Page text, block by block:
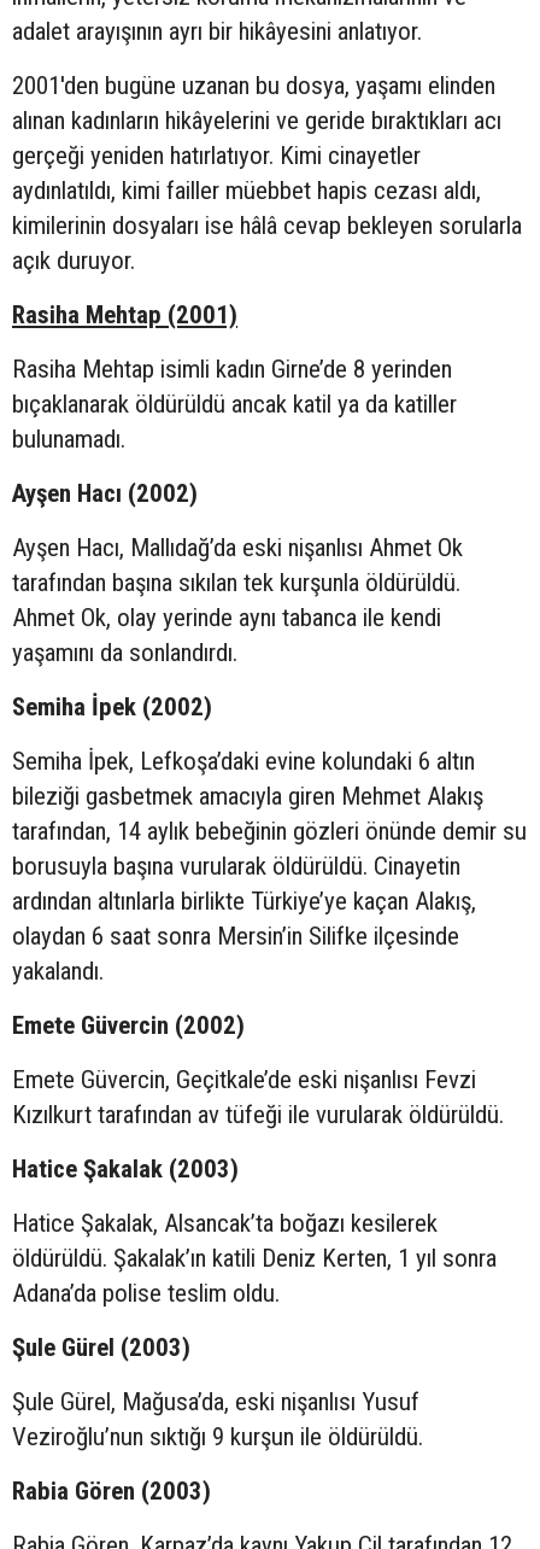
adalet arayışının ayrı bir hikâyesini anlatıyor.
2001'den bugüne uzanan bu dosya, yaşamı elinden
alınan kadınların hikâyelerini ve geride bıraktıkları acı
gerçeği yeniden hatırlatıyor. Kimi cinayetler
aydınlatıldı, kimi failler müebbet hapis cezası aldı,
kimilerinin dosyaları ise hâlâ cevap bekleyen sorularla
açık duruyor.
Rasiha Mehtap (2001)
Rasiha Mehtap isimli kadın Girne’de 8 yerinden
bıçaklanarak öldürüldü ancak katil ya da katiller
bulunamadı.
Ayşen Hacı (2002)
Ayşen Hacı, Mallıdağ’da eski nişanlısı Ahmet Ok
tarafından başına sıkılan tek kurşunla öldürüldü.
Ahmet Ok, olay yerinde aynı tabanca ile kendi
yaşamını da sonlandırdı.
Semiha İpek (2002)
Semiha İpek, Lefkoşa’daki evine kolundaki 6 altın
bileziği gasbetmek amacıyla giren Mehmet Alakış
tarafından, 14 aylık bebeğinin gözleri önünde demir su
borusuyla başına vurularak öldürüldü. Cinayetin
ardından altınlarla birlikte Türkiye’ye kaçan Alakış,
olaydan 6 saat sonra Mersin’in Silifke ilçesinde
yakalandı.
Emete Güvercin (2002)
Emete Güvercin, Geçitkale’de eski nişanlısı Fevzi
Kızılkurt tarafından av tüfeği ile vurularak öldürüldü.
Hatice Şakalak (2003)
Hatice Şakalak, Alsancak’ta boğazı kesilerek
öldürüldü. Şakalak’ın katili Deniz Kerten, 1 yıl sonra
Adana’da polise teslim oldu.
Şule Gürel (2003)
Şule Gürel, Mağusa’da, eski nişanlısı Yusuf
Veziroğlu’nun sıktığı 9 kurşun ile öldürüldü.
Rabia Gören (2003)